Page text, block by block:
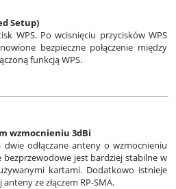
Setup)
WPS. Po wcisnięciu przycisków WPS
bezpieczne połączenie między
funkcją WPS.
wzmocnieniu 3dBi
dwie odłączane anteny o wzmocnieniu
bezprzewodowe jest bardziej stabilne w
kartami. Dodatkowo istnieje
ze złączem RP-SMA.